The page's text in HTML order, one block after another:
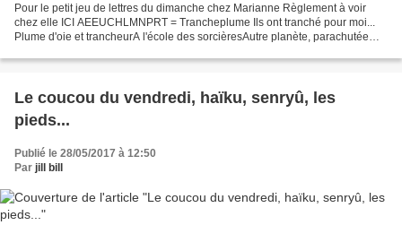
Pour le petit jeu de lettres du dimanche chez Marianne Règlement à voir
chez elle ICI AEEUCHLMNPRT = Trancheplume Ils ont tranché pour moi...
Plume d'oie et trancheurA l'école des sorcièresAutre planète, parachutée
Le coucou du vendredi, haïku, senryû, les
pieds...
Publié le 28/05/2017 à 12:50
Par jill bill